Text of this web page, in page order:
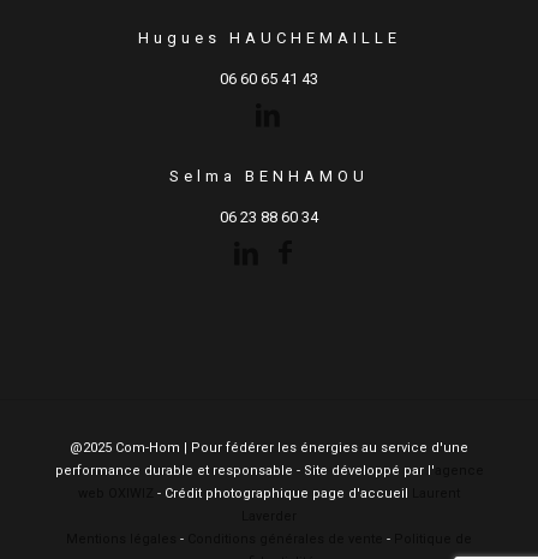
Hugues HAUCHEMAILLE
06 60 65 41 43
Selma BENHAMOU
06 23 88 60 34
@2025 Com-Hom | Pour fédérer les énergies au service d'une
performance durable et responsable - Site développé par l'
- Crédit photographique page d'accueil
- -